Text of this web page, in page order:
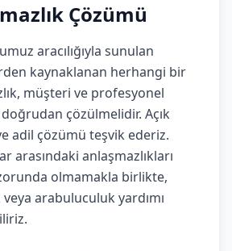
Çözümü
aracılığıyla sunulan
kaynaklanan herhangi bir
müşteri ve profesyonel
çözülmelidir. Açık
adil çözümü teşvik ederiz.
arasındaki anlaşmazlıkları
olmamakla birlikte,
arabuluculuk yardımı